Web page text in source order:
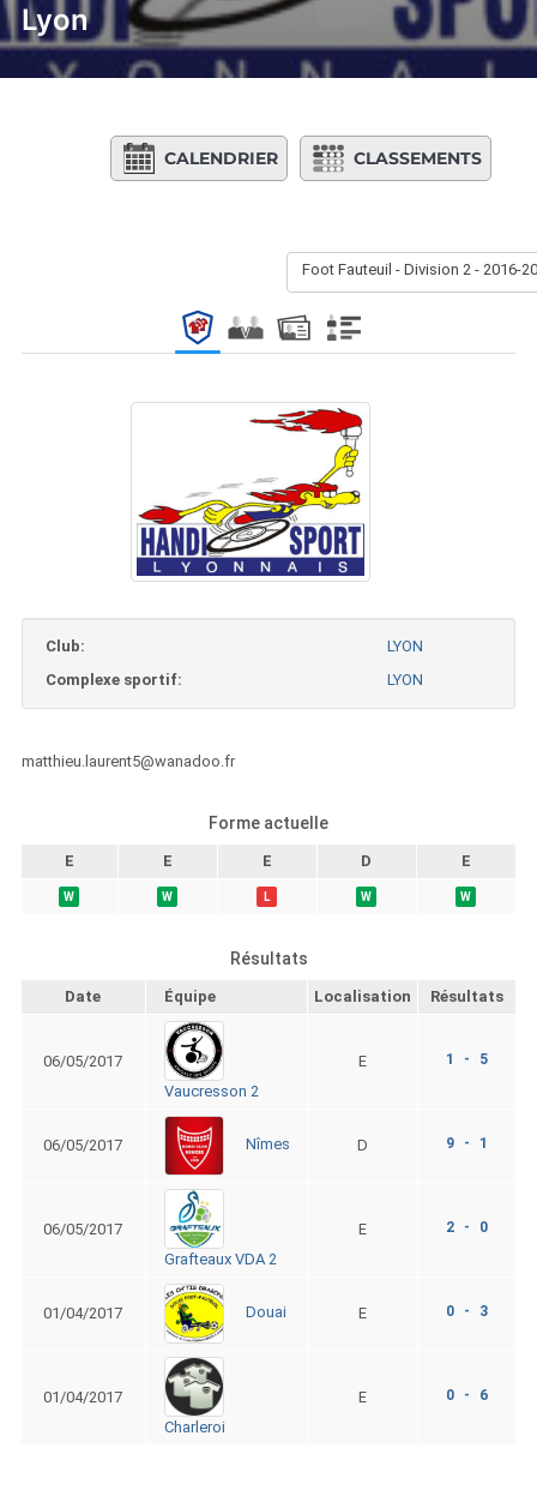
Lyon
CALENDRIER CLASSEMENTS
Foot Fauteuil - Division 2 - 2016-
Club:
LYON
Complexe sportif:
LYON
matthieu.laurent5@wanadoo.fr
Forme actuelle
E E E D E
W W L W W
Résultats
Date Équipe Localisation Résultats
06/05/2017
Vaucresson 2
E 1 - 5
06/05/2017 Nîmes D 9 - 1
06/05/2017
Grafteaux VDA 2
E 2 - 0
01/04/2017 Douai E 0 - 3
01/04/2017
Charleroi
E 0 - 6